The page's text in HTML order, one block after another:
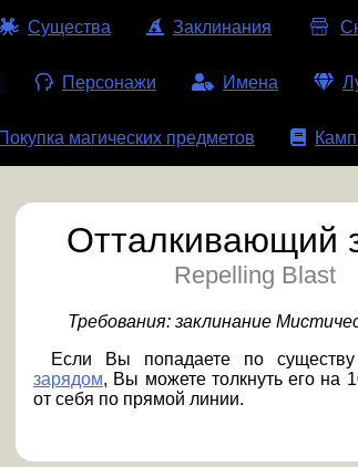
Существа Заклинания
Персонажи Имена
Покупка магических предметов
Отталкивающий
Repelling Blast
Требования: заклинание
Если Вы попадаете по существу
зарядом, Вы можете толкнуть его на
от себя по прямой линии.